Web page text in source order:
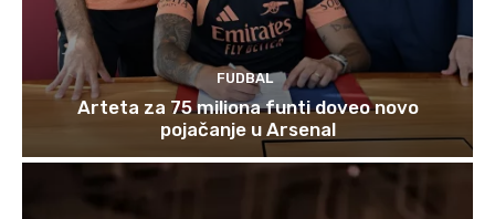
FUDBAL
Arteta za 75 miliona funti doveo novo
pojačanje u Arsenal